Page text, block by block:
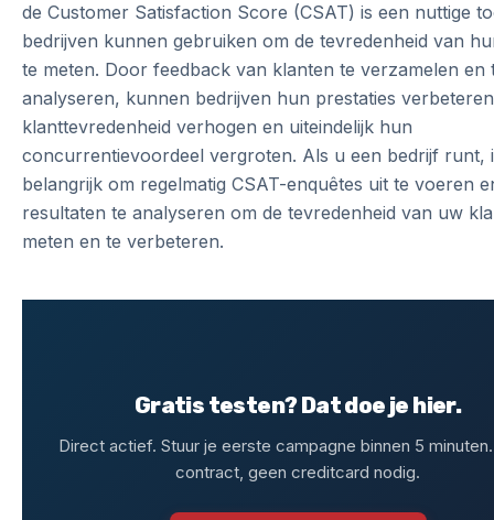
de Customer Satisfaction Score (CSAT) is een nuttige
bedrijven kunnen gebruiken om de tevredenheid van
te meten. Door feedback van klanten te verzamelen en
analyseren, kunnen bedrijven hun prestaties
klanttevredenheid verhogen en uiteindelijk hun
concurrentievoordeel vergroten. Als u een bedrijf runt,
belangrijk om regelmatig CSAT-enquêtes uit te voeren
resultaten te analyseren om de tevredenheid van uw
meten en te verbeteren.
Gratis testen? Dat doe je hier.
Direct actief. Stuur je eerste campagne binnen 5
contract, geen creditcard nodig.